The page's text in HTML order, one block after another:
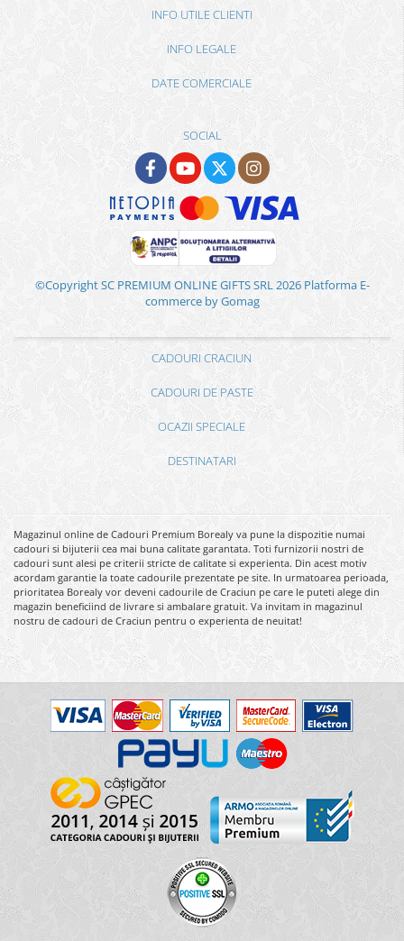
INFO UTILE CLIENTI
INFO LEGALE
DATE COMERCIALE
SOCIAL
©Copyright SC PREMIUM ONLINE GIFTS SRL 2026 Platforma E-
commerce by Gomag
CADOURI CRACIUN
CADOURI DE PASTE
OCAZII SPECIALE
DESTINATARI
Magazinul online de Cadouri Premium Borealy va pune la dispozitie numai
cadouri si bijuterii cea mai buna calitate garantata. Toti furnizorii nostri de
cadouri sunt alesi pe criterii stricte de calitate si experienta. Din acest motiv
acordam garantie la toate cadourile prezentate pe site. In urmatoarea perioada,
prioritatea Borealy vor deveni cadourile de Craciun pe care le puteti alege din
magazin beneficiind de livrare si ambalare gratuit. Va invitam in magazinul
nostru de cadouri de Craciun pentru o experienta de neuitat!